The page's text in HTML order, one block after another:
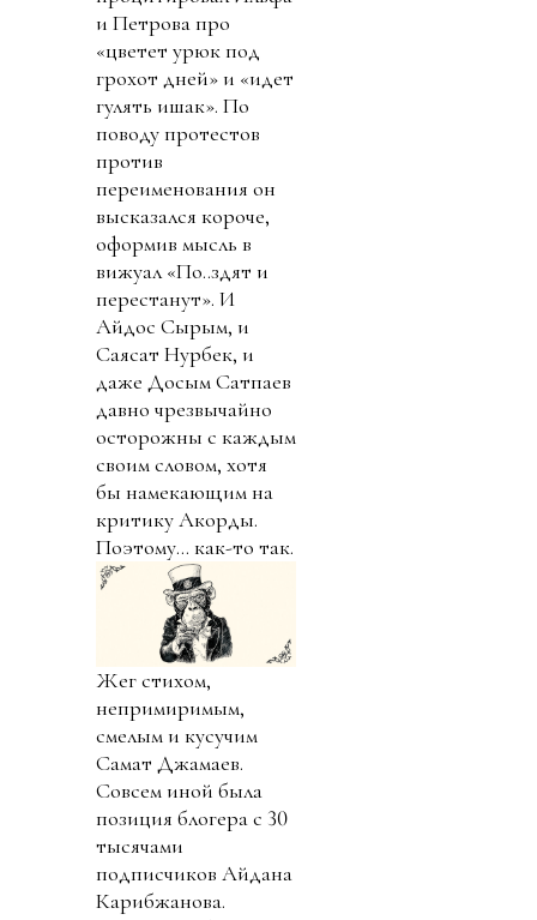
и Петрова про
«цветет урюк под
грохот дней» и «идет
гулять ишак». По
поводу протестов
против
переименования он
высказался короче,
оформив мысль в
вижуал «По..здят и
перестанут». И
Айдос Сырым, и
Саясат Нурбек, и
даже Досым Сатпаев
давно чрезвычайно
осторожны с каждым
своим словом, хотя
бы намекающим на
критику Акорды.
Поэтому… как-то так.
Жег стихом,
непримиримым,
смелым и кусучим
Самат Джамаев.
Совсем иной была
позиция блогера с 30
тысячами
подписчиков Айдана
Карибжанова.